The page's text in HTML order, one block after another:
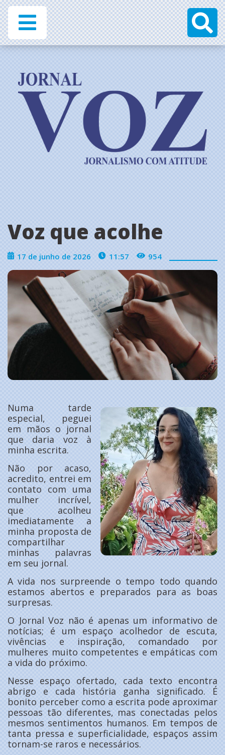
Voz que acolhe
17 de junho de 2026 11:57 954
Numa tarde
especial, peguei
em mãos o jornal
que daria voz à
minha escrita.
Não por acaso,
acredito, entrei em
contato com uma
mulher incrível,
que acolheu
imediatamente a
minha proposta de
compartilhar
minhas palavras
em seu jornal.
A vida nos surpreende o tempo todo quando
estamos abertos e preparados para as boas
surpresas.
O Jornal Voz não é apenas um informativo de
notícias; é um espaço acolhedor de escuta,
vivências e inspiração, comandado por
mulheres muito competentes e empáticas com
a vida do próximo.
Nesse espaço ofertado, cada texto encontra
abrigo e cada história ganha significado. É
bonito perceber como a escrita pode aproximar
pessoas tão diferentes, mas conectadas pelos
mesmos sentimentos humanos. Em tempos de
tanta pressa e superficialidade, espaços assim
tornam-se raros e necessários.